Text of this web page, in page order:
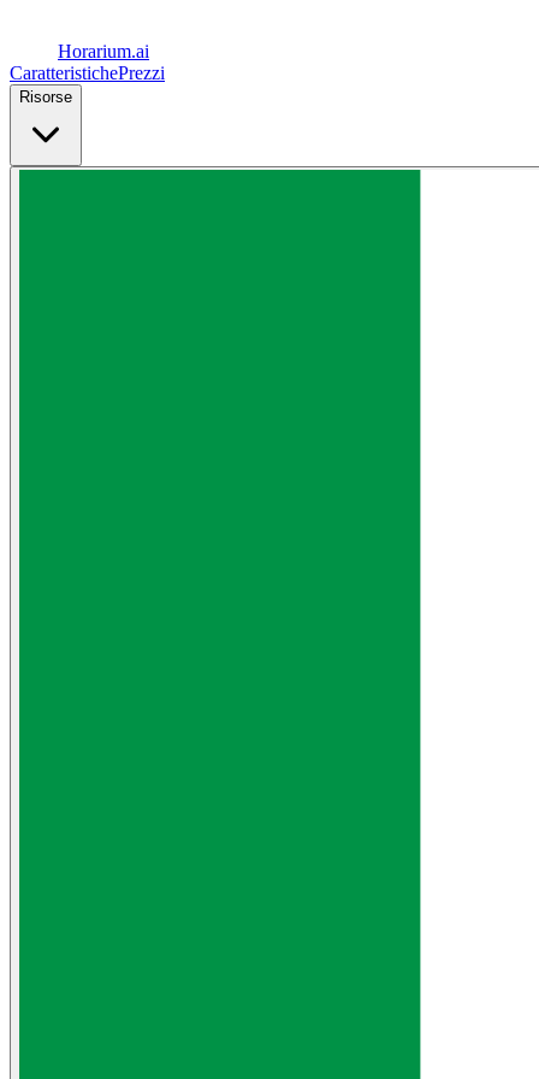
Horarium.ai
CaratteristichePrezzi
Risorse